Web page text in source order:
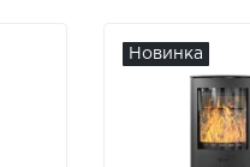
Новинка